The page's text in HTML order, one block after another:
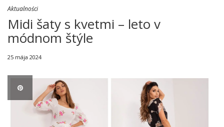
Aktualności
Midi šaty s kvetmi – leto v
módnom štýle
25 mája 2024